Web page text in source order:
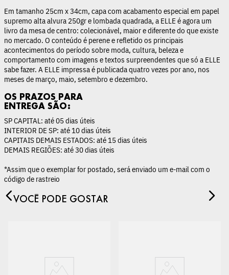
Em tamanho 25cm x 34cm, capa com acabamento especial em papel
supremo alta alvura 250gr e lombada quadrada, a ELLE é agora um
livro da mesa de centro: colecionável, maior e diferente do que existe
no mercado. O conteúdo é perene e refletido os principais
acontecimentos do período sobre moda, cultura, beleza e
comportamento com imagens e textos surpreendentes que só a ELLE
sabe fazer. A ELLE impressa é publicada quatro vezes por ano, nos
meses de março, maio, setembro e dezembro.
OS PRAZOS PARA
ENTREGA SÃO:
SP CAPITAL: até 05 dias úteis
INTERIOR DE SP: até 10 dias úteis
CAPITAIS DEMAIS ESTADOS: até 15 dias úteis
DEMAIS REGIÕES: até 30 dias úteis
*Assim que o exemplar for postado, será enviado um e-mail com o
código de rastreio
VOCÊ PODE GOSTAR